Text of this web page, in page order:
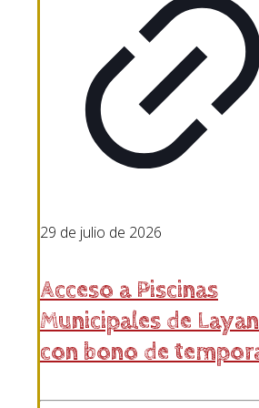
29 de julio de 2026
Acceso a Piscinas
Municipales de
con bono de